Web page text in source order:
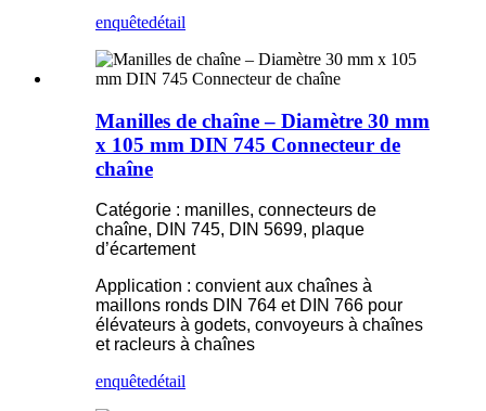
enquêtedétail
Manilles de chaîne – Diamètre 30 mm
x 105 mm DIN 745 Connecteur de
chaîne
Catégorie : manilles, connecteurs de
chaîne, DIN 745, DIN 5699, plaque
d’écartement
Application : convient aux chaînes à
maillons ronds DIN 764 et DIN 766 pour
élévateurs à godets, convoyeurs à chaînes
et racleurs à chaînes
enquêtedétail